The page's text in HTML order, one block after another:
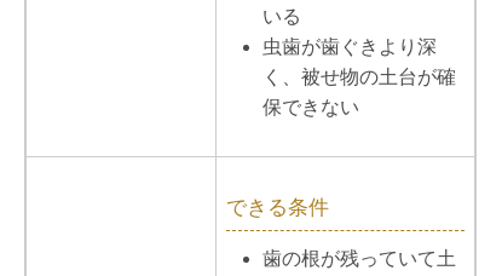
いる
虫歯が歯ぐきより深
く、被せ物の土台が確
保できない
できる条件
歯の根が残っていて土